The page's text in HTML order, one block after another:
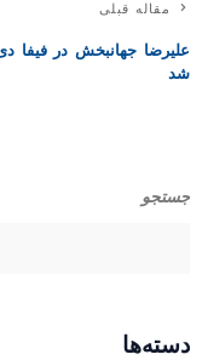
مقاله قبلی
علیرضا جهانبخش در فیفا
شد
جستجو
دسته‌ها